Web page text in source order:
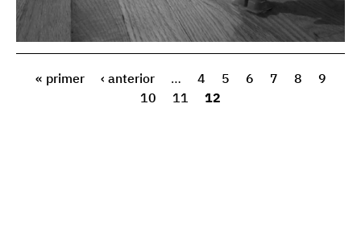
« primer ‹ anterior … 4 5 6 7 8
9
10
11 12